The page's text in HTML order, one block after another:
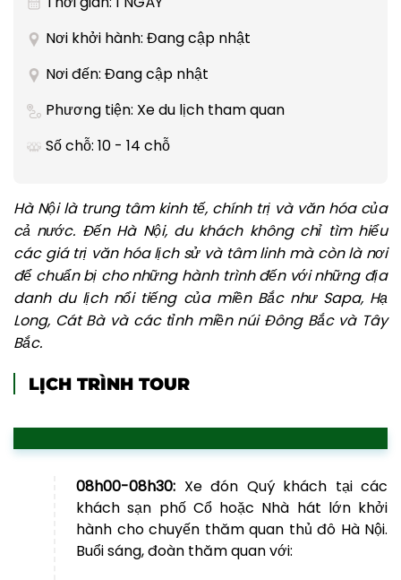
Nơi khởi hành: Đang cập nhật
Nơi đến: Đang cập nhật
Phương tiện: Xe du lịch tham quan
Số chỗ: 10 - 14 chỗ
Hà Nội là trung tâm kinh tế, chính trị và văn hóa của
cả nước. Đến Hà Nội, du khách không chỉ tìm hiểu
các giá trị văn hóa lịch sử và tâm linh mà còn là nơi
để chuẩn bị cho những hành trình đến với những địa
danh du lịch nổi tiếng của miền Bắc như Sapa, Hạ
Long, Cát Bà và các tỉnh miền núi Đông Bắc và Tây
Bắc.
LỊCH TRÌNH TOUR
08h00-08h30: Xe đón Quý khách tại các
khách sạn phố Cổ hoặc Nhà hát lớn khởi
hành cho chuyến thăm quan thủ đô Hà Nội.
Buổi sáng, đoàn thăm quan với: